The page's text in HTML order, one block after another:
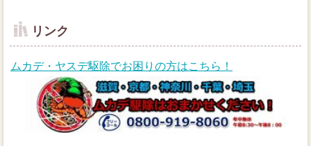
リンク
ムカデ・ヤスデ駆除でお困りの方はこちら！